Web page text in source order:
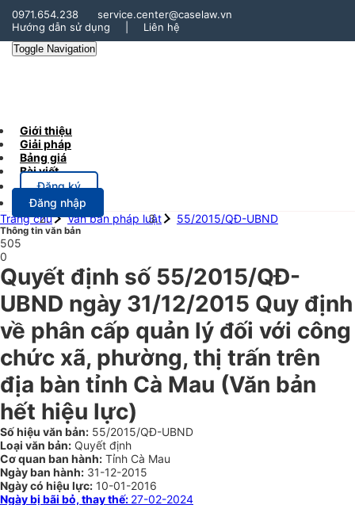
0971.654.238
service.center@caselaw.vn
Hướng dẫn sử dụng
Liên hệ
Toggle Navigation
Giới thiệu
Giải pháp
Bảng giá
Bài viết
Đăng ký
Đăng nhập
Trang chủ
Văn bản pháp luật 55/2015/QĐ-UBND
Thông tin văn bản
505
0
Quyết định số 55/2015/QĐ-
UBND ngày 31/12/2015 Quy định
về phân cấp quản lý đối với công
chức xã, phường, thị trấn trên
địa bàn tỉnh Cà Mau (Văn bản
hết hiệu lực)
Số hiệu văn bản: 55/2015/QĐ-UBND
Loại văn bản: Quyết định
Cơ quan ban hành: Tỉnh Cà Mau
Ngày ban hành: 31-12-2015
Ngày có hiệu lực: 10-01-2016
Ngày bị bãi bỏ, thay thế: 27-02-2024